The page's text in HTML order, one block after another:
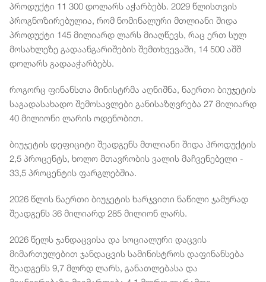
პროდუქტი 11 300 დოლარს აჭარბებს. 2029 წლისთვის
პროგნოზირებულია, რომ ნომინალური მთლიანი შიდა
პროდუქტი 145 მილიარდ ლარს მიაღწევს, რაც ერთ სულ
მოსახლეზე გადაანგარიშების შემთხვევაში, 14 500 აშშ
დოლარს გადააჭარბებს.
როგორც ფინანსთა მინისტრმა აღნიშნა, ნაერთი ბიუჯეტის
საგადასახადო შემოსავლები განისაზღვრება 27 მილიარდ
40 მილიონი ლარის ოდენობით.
ბიუჯეტის დეფიციტი შეადგენს მთლიანი შიდა პროდუქტის
2,5 პროცენტს, ხოლო მთავრობის ვალის მაჩვენებელი -
33,5 პროცენტის ფარგლებშია.
2026 წლის ნაერთი ბიუჯეტის ხარჯვითი ნაწილი ჯამურად
შეადგენს 36 მილიარდ 285 მილიონ ლარს.
2026 წელს ჯანდაცვისა და სოციალური დაცვის
მიმართულებით ჯანდაცვის სამინისტროს დაფინანსება
შეადგენს 9,7 მლრდ ლარს, განათლებასა და